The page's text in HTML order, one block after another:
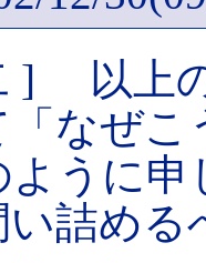
] 以上
「なぜ
ように
い詰め